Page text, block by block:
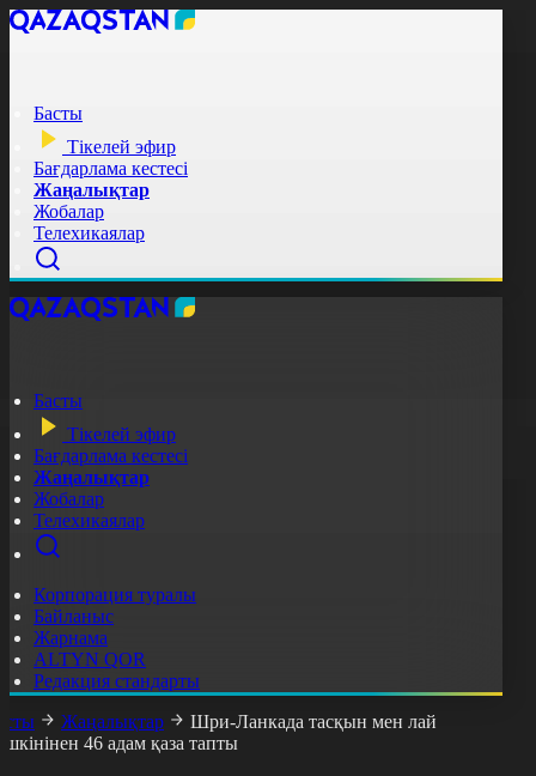
Басты
Тікелей эфир
Бағдарлама кестесі
Жаңалықтар
Жобалар
Телехикаялар
Басты
Тікелей эфир
Бағдарлама кестесі
Жаңалықтар
Жобалар
Телехикаялар
Корпорация туралы
Байланыс
Жарнама
ALTYN QOR
Редакция стандарты
Жаңалықтар
Шри-Ланкада тасқын мен лай
46 адам қаза тапты